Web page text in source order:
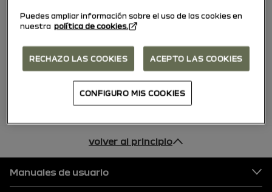
Sin resultados
Le invitamos a modificar sus criterios de búsqueda.
volver al principio
Pie de página
Manuales de usuario
Puedes ampliar información sobre el uso de las cookies en
nuestra política de cookies.
RECHAZO LAS COOKIES ACEPTO LAS COOKIES
CONFIGURO MIS COOKIES